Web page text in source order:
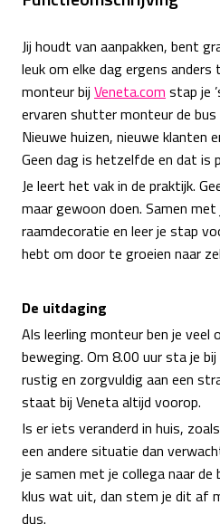
Jij houdt van aanpakken, bent
leuk om elke dag ergens anders
monteur bij Veneta.com stap je
ervaren shutter monteur de
Nieuwe huizen, nieuwe klanten
Geen dag is hetzelfde en dat is
Je leert het vak in de praktijk.
maar gewoon doen. Samen
raamdecoratie en leer je stap
hebt om door te groeien naar
De uitdaging
Als leerling monteur ben je veel
beweging. Om 8.00 uur sta je
rustig en zorgvuldig aan een
staat bij Veneta altijd voorop.
Is er iets veranderd in huis,
een andere situatie dan
je samen met je collega naar
klus wat uit, dan stem je dit af
dus.